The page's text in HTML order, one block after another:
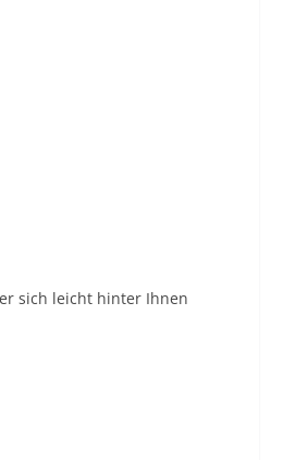
sich leicht hinter Ihnen